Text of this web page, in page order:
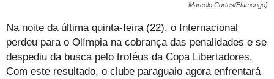
Marcelo Cortes/Flamengo)
Na noite da última quinta-feira (22), o Internacional
perdeu para o Olímpia na cobrança das penalidades e se
despediu da busca pelo troféus da Copa Libertadores.
Com este resultado, o clube paraguaio agora enfrentará